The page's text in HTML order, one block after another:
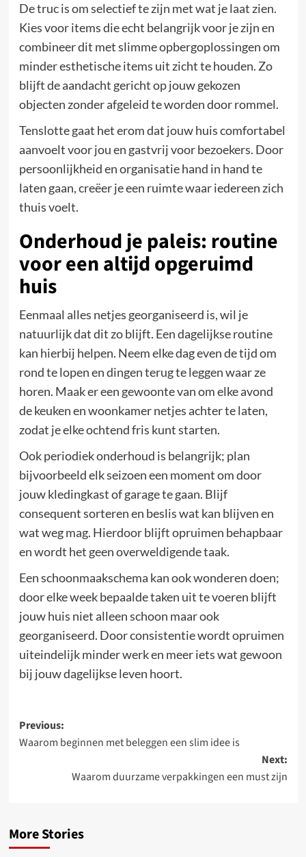
De truc is om selectief te zijn met wat je laat zien.
Kies voor items die echt belangrijk voor je zijn en
combineer dit met slimme opbergoplossingen om
minder esthetische items uit zicht te houden. Zo
blijft de aandacht gericht op jouw gekozen
objecten zonder afgeleid te worden door rommel.
Tenslotte gaat het erom dat jouw huis comfortabel
aanvoelt voor jou en gastvrij voor bezoekers. Door
persoonlijkheid en organisatie hand in hand te
laten gaan, creëer je een ruimte waar iedereen zich
thuis voelt.
Onderhoud je paleis: routine
voor een altijd opgeruimd
huis
Eenmaal alles netjes georganiseerd is, wil je
natuurlijk dat dit zo blijft. Een dagelijkse routine
kan hierbij helpen. Neem elke dag even de tijd om
rond te lopen en dingen terug te leggen waar ze
horen. Maak er een gewoonte van om elke avond
de keuken en woonkamer netjes achter te laten,
zodat je elke ochtend fris kunt starten.
Ook periodiek onderhoud is belangrijk; plan
bijvoorbeeld elk seizoen een moment om door
jouw kledingkast of garage te gaan. Blijf
consequent sorteren en beslis wat kan blijven en
wat weg mag. Hierdoor blijft opruimen behapbaar
en wordt het geen overweldigende taak.
Een schoonmaakschema kan ook wonderen doen;
door elke week bepaalde taken uit te voeren blijft
jouw huis niet alleen schoon maar ook
georganiseerd. Door consistentie wordt opruimen
uiteindelijk minder werk en meer iets wat gewoon
bij jouw dagelijkse leven hoort.
Post
navigation
Previous:
Waarom beginnen met beleggen een slim idee is
Next:
Waarom duurzame verpakkingen een must zijn
More Stories